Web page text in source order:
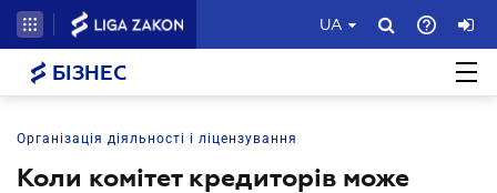
UA
БІЗНЕС
Організація діяльності і ліцензування
Коли комітет кредиторів може